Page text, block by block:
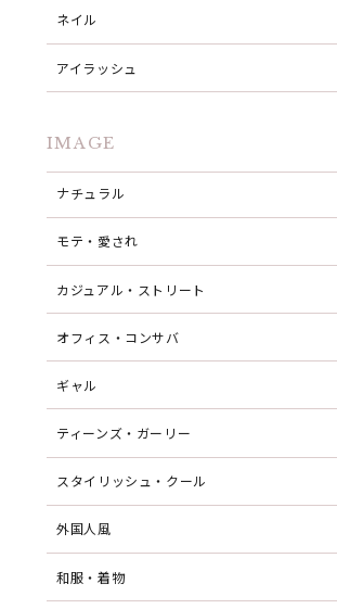
ネイル
アイラッシュ
IMAGE
ナチュラル
モテ・愛され
カジュアル・ストリート
オフィス・コンサバ
ギャル
ティーンズ・ガーリー
スタイリッシュ・クール
外国人風
和服・着物